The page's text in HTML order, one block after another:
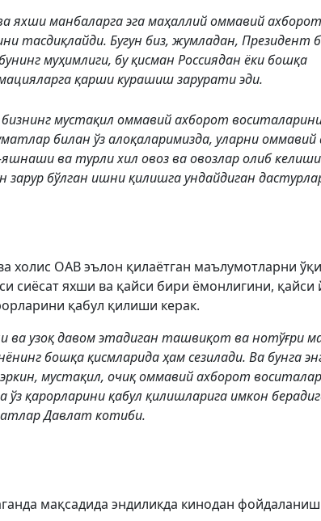
яхши манбаларга эга маҳаллий оммавий ахборот
тасдиқлайди. Бугун биз, жумладан, Президент
муҳимлиги, бу қисман Россиядан ёки бошқа
қарши курашиш зарурати эди.
мустақил оммавий ахборот
билан ўз алоқаларимизда, уларни
ва турли хил овоз ва овозлар олиб
бўлган ишни қилишга ундайдиган
холис ОАВ эълон қилаётган маълумотларни
сиёсат яхши ва қайси бири ёмонлигини, қайси
қабул қилиши керак.
ва узоқ давом этадиган ташвиқот ва нотўғри
бошқа қисмларида ҳам сезилади. Ва бунга
мустақил, очиқ оммавий ахборот
қарорларини қабул қилишларига имкон
Давлат котиби.
мақсадида эндиликда кинодан